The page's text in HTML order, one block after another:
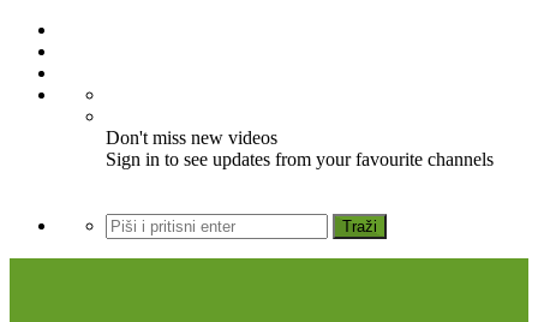
Don't miss new videos
Sign in to see updates from your favourite channels